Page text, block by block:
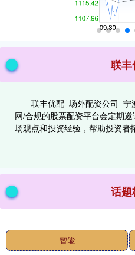
联
联丰优配_场外配资公司_
网/合规的股票配资平台会定期
场观点和投资经验，帮助投资者
话
智能